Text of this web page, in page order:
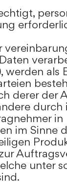
werden als
derer der
im Sinne
unter